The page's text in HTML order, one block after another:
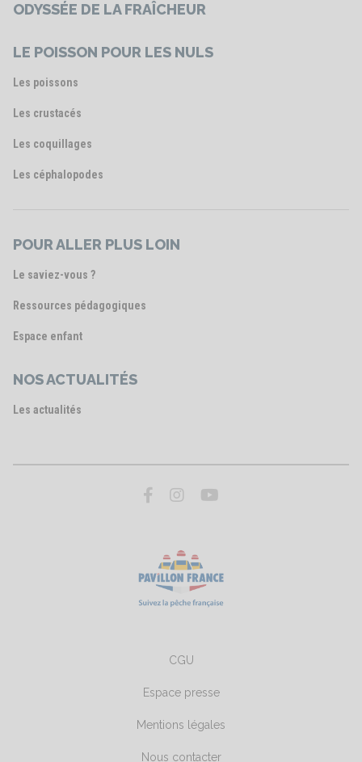
ODYSSÉE DE LA FRAÎCHEUR
LE POISSON POUR LES NULS
Les poissons
Les crustacés
Les coquillages
Les céphalopodes
POUR ALLER PLUS LOIN
Le saviez-vous ?
Ressources pédagogiques
Espace enfant
NOS ACTUALITÉS
Les actualités
CGU
Espace presse
Mentions légales
Nous contacter